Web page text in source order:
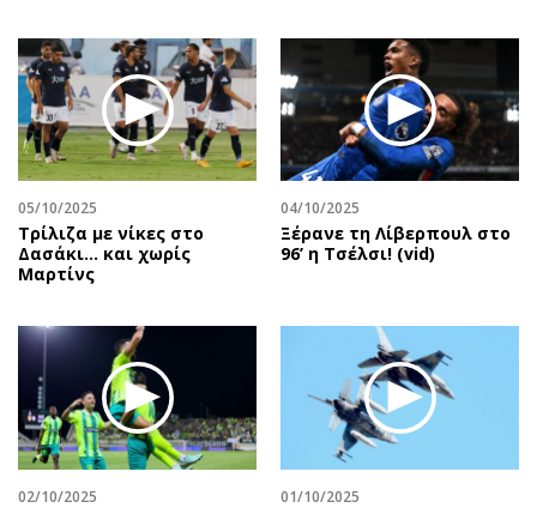
05/10/2025
Τρίλιζα με νίκες στο
Δασάκι… και χωρίς
Μαρτίνς
04/10/2025
Ξέρανε τη Λίβερπουλ στο
96’ η Τσέλσι! (vid)
02/10/2025 01/10/2025